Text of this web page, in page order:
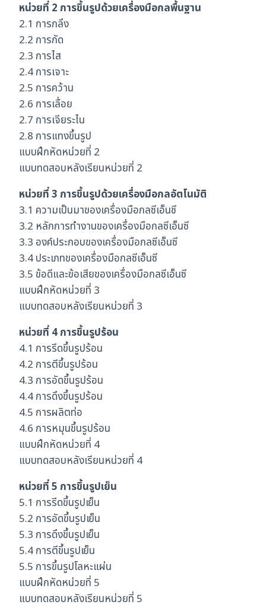
หน่วยที่ 2 การขึ้นรูปด้วยเครื่องมือกลพื้นฐาน
2.1 การกลึง
2.2 การกัด
2.3 การไส
2.4 การเจาะ
2.5 การคว้าน
2.6 การเลื่อย
2.7 การเจียระไน
2.8 การแทงขึ้นรูป
แบบฝึกหัดหน่วยที่ 2
แบบทดสอบหลังเรียนหน่วยที่ 2
หน่วยที่ 3 การขึ้นรูปด้วยเครื่องมือกลอัตโนมัติ
3.1 ความเป็นมาของเครื่องมือกลซีเอ็นชี
3.2 หลักการทำงานของเครื่องมือกลซีเอ็นซี
3.3 องค์ประกอบของเครื่องมือกลซีเอ็นซี
3.4 ประเภทของเครื่องมือกลซีเอ็นซี
3.5 ข้อดีและข้อเสียของเครื่องมือกลซีเอ็นซี
แบบฝึกหัดหน่วยที่ 3
แบบทดสอบหลังเรียนหน่วยที่ 3
หน่วยที่ 4 การขึ้นรูปร้อน
4.1 การรีดขึ้นรูปร้อน
4.2 การตีขึ้นรูปร้อน
4.3 การอัดขึ้นรูปร้อน
4.4 การดึงขึ้นรูปร้อน
4.5 การผลิตท่อ
4.6 การหมุนขึ้นรูปร้อน
แบบฝึกหัดหน่วยที่ 4
แบบทดสอบหลังเรียนหน่วยที่ 4
หน่วยที่ 5 การขึ้นรูปเย็น
5.1 การรีดขึ้นรูปเย็น
5.2 การอัดขึ้นรูปเย็น
5.3 การดึงขึ้นรูปเย็น
5.4 การตีขึ้นรูปเย็น
5.5 การขึ้นรูปโลหะแผ่น
แบบฝึกหัดหน่วยที่ 5
แบบทดสอบหลังเรียนหน่วยที่ 5